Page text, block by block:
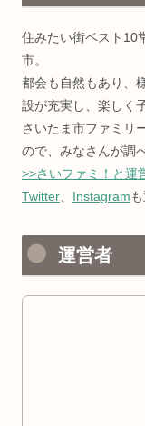
住みたい街ベスト10
市。
都会も自然もあり、
設が充実し、楽しく
さいたま市ファミリ
ので、みなさんが調
>>さいファミ！と運
Twitter
Instagram
運営者